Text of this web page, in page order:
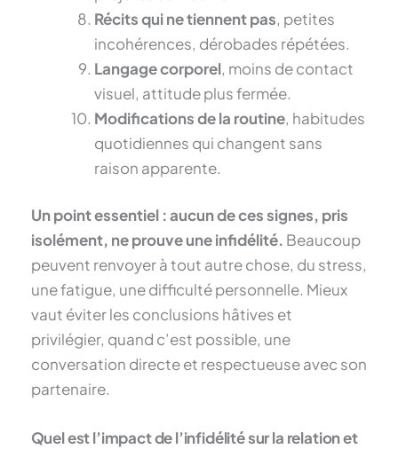
Récits qui ne tiennent pas, petites
incohérences, dérobades répétées.
Langage corporel, moins de contact
visuel, attitude plus fermée.
Modifications de la routine, habitudes
quotidiennes qui changent sans
raison apparente.
Un point essentiel : aucun de ces signes, pris
isolément, ne prouve une infidélité. Beaucoup
peuvent renvoyer à tout autre chose, du stress,
une fatigue, une difficulté personnelle. Mieux
vaut éviter les conclusions hâtives et
privilégier, quand c’est possible, une
conversation directe et respectueuse avec son
partenaire.
Quel est l’impact de l’infidélité sur la relation et